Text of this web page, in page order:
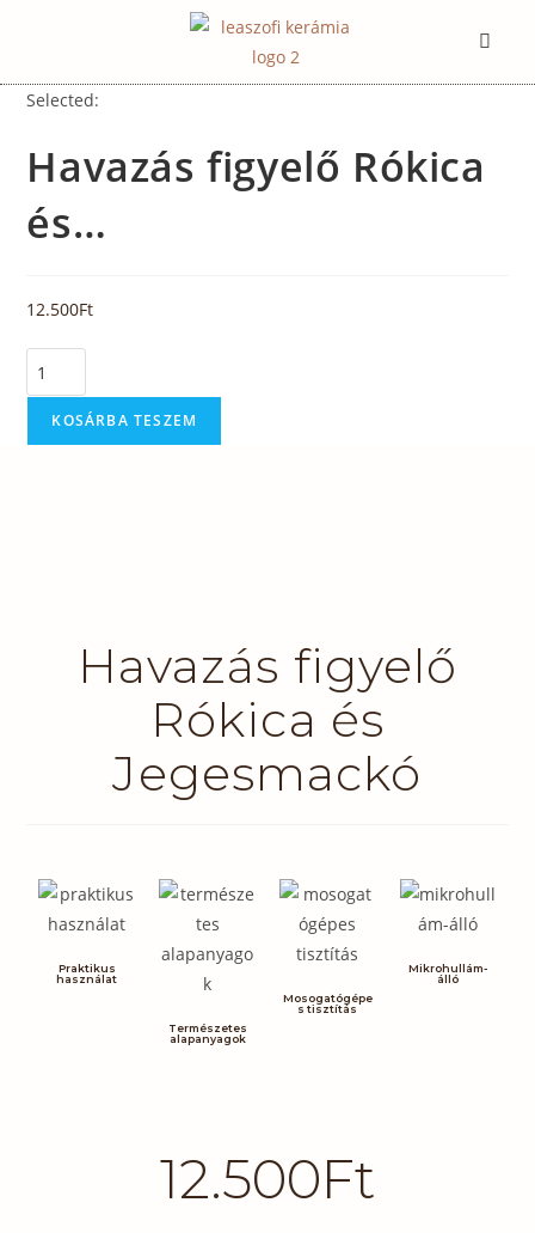
Selected:
Havazás figyelő Rókica
és…
12.500Ft
KOSÁRBA TESZEM
Havazás figyelő
Rókica és
Jegesmackó
Praktikus
használat
Természetes
alapanyagok
Mosogatógépe
s tisztítás
Mikrohullám-
álló
12.500Ft